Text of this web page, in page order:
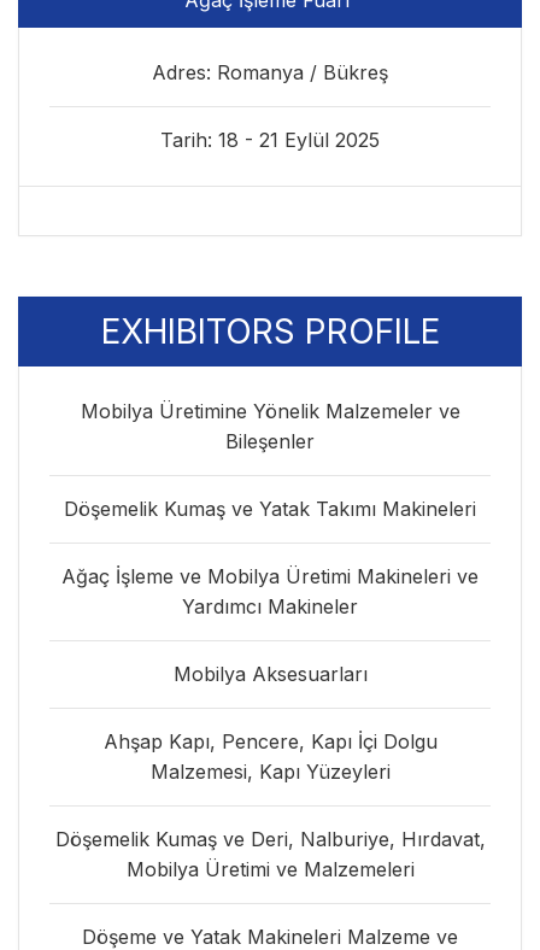
Adres: Romanya / Bükreş
Tarih: 18 - 21 Eylül 2025
EXHIBITORS PROFILE
Mobilya Üretimine Yönelik Malzemeler ve
Bileşenler
Döşemelik Kumaş ve Yatak Takımı Makineleri
Ağaç İşleme ve Mobilya Üretimi Makineleri ve
Yardımcı Makineler
Mobilya Aksesuarları
Ahşap Kapı, Pencere, Kapı İçi Dolgu
Malzemesi, Kapı Yüzeyleri
Döşemelik Kumaş ve Deri, Nalburiye, Hırdavat,
Mobilya Üretimi ve Malzemeleri
Döşeme ve Yatak Makineleri Malzeme ve